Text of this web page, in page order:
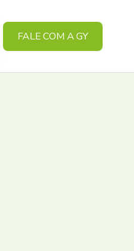
FALE COM A GY